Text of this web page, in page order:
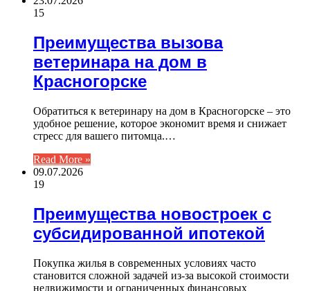
15
Преимущества вызова
ветеринара на дом в
Красногорске
Обратиться к ветеринару на дом в Красногорске – это
удобное решение, которое экономит время и снижает
стресс для вашего питомца.…
Read More »
09.07.2026
19
Преимущества новостроек с
субсидированной ипотекой
Покупка жилья в современных условиях часто
становится сложной задачей из-за высокой стоимости
недвижимости и ограниченных финансовых